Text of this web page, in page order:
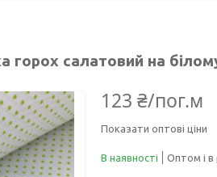
горох салатовий на
123 ₴/пог.м
Показати оптові ціни
В наявності Оптом і в